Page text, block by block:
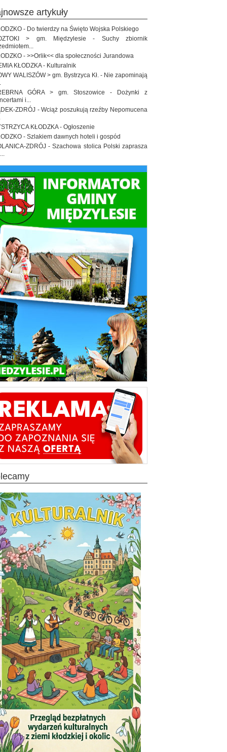
artykuły
- Do twierdzy na Święto Wojska Polskiego
> gm. Międzylesie - Suchy zbiornik
- >>Orlik<< dla społeczności Jurandowa
KŁODZKA - Kulturalnik
WALISZÓW > gm. Bystrzyca Kł. - Nie zapominają
GÓRA > gm. Stoszowice - Dożynki z
i...
ZDRÓJ - Wciąż poszukują rzeźby Nepomucena
KŁODZKA - Ogłoszenie
- Szlakiem dawnych hoteli i gospód
ZDRÓJ - Szachowa stolica Polski zaprasza